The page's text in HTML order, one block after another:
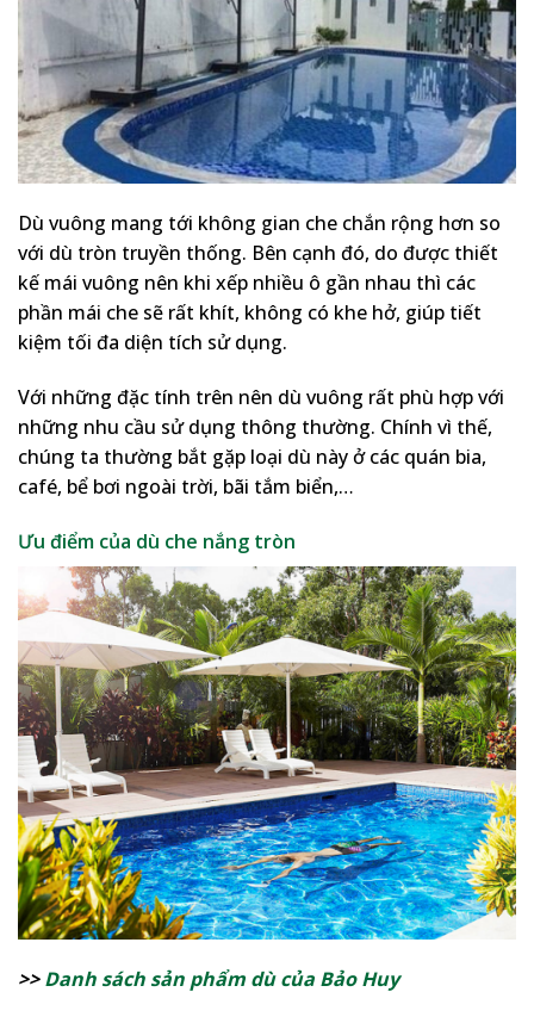
Dù vuông mang tới không gian che chắn rộng hơn so
với dù tròn truyền thống. Bên cạnh đó, do được thiết
kế mái vuông nên khi xếp nhiều ô gần nhau thì các
phần mái che sẽ rất khít, không có khe hở, giúp tiết
kiệm tối đa diện tích sử dụng.
Với những đặc tính trên nên dù vuông rất phù hợp với
những nhu cầu sử dụng thông thường. Chính vì thế,
chúng ta thường bắt gặp loại dù này ở các quán bia,
café, bể bơi ngoài trời, bãi tắm biển,…
Ưu điểm của dù che nắng tròn
>>Danh sách sản phẩm dù của Bảo Huy